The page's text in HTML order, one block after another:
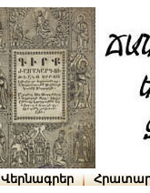
Վերնագրեր